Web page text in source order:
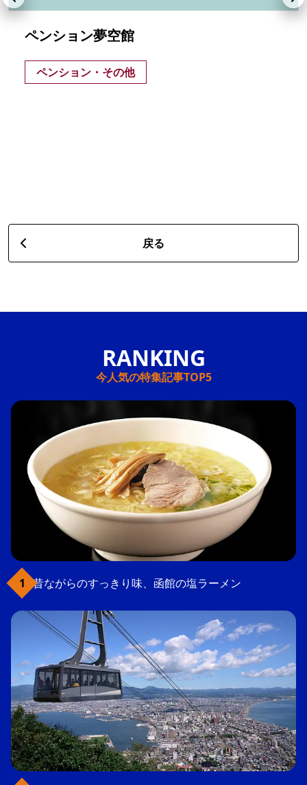
ペンション夢空館
ペンション・その他
戻る
今人気の特集記事TOP5
昔ながらのすっきり味、函館の塩ラーメン